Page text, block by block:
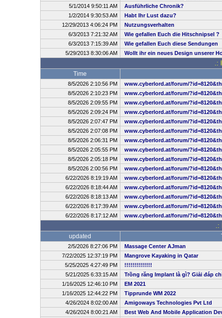
5/1/2014 9:50:11 AM
Ausführliche Chronik?
1/2/2014 9:30:53 AM
Habt Ihr Lust dazu?
12/29/2013 4:06:24 PM
Nutzungsverhalten
6/3/2013 7:21:32 AM
Wie gefallen Euch die Hitschnipsel ?
6/3/2013 7:15:39 AM
Wie gefallen Euch diese Sendungen
5/29/2013 8:30:06 AM
Wollt ihr ein neues Design unserer
.:
Time
8/5/2026 2:10:56 PM
www.cyberlord.at/forum/
8/5/2026 2:10:23 PM
www.cyberlord.at/forum/
8/5/2026 2:09:55 PM
www.cyberlord.at/forum/
8/5/2026 2:09:24 PM
www.cyberlord.at/forum/
8/5/2026 2:07:47 PM
www.cyberlord.at/forum/
8/5/2026 2:07:08 PM
www.cyberlord.at/forum/
8/5/2026 2:06:31 PM
www.cyberlord.at/forum/
8/5/2026 2:05:55 PM
www.cyberlord.at/forum/
8/5/2026 2:05:18 PM
www.cyberlord.at/forum/
8/5/2026 2:00:56 PM
www.cyberlord.at/forum/
6/22/2026 8:19:19 AM
www.cyberlord.at/forum/
6/22/2026 8:18:44 AM
www.cyberlord.at/forum/
6/22/2026 8:18:13 AM
www.cyberlord.at/forum/
6/22/2026 8:17:39 AM
www.cyberlord.at/forum/
6/22/2026 8:17:12 AM
www.cyberlord.at/forum/
.:
updated
2/5/2026 8:27:06 PM
Massage Center AJman
7/22/2025 12:37:19 PM
Mangrove Kayaking in Qatar
5/25/2025 4:27:49 PM
!!!!!!!!!!!!!!
5/21/2025 6:33:15 AM
Trồng răng Implant là gì? Giải đáp
1/16/2025 12:46:10 PM
EM 2021
1/16/2025 12:44:22 PM
Tipprunde WM 2022
4/26/2024 8:02:00 AM
Amigoways Technologies Pvt Ltd
4/26/2024 8:00:21 AM
Best Web And Mobile Application